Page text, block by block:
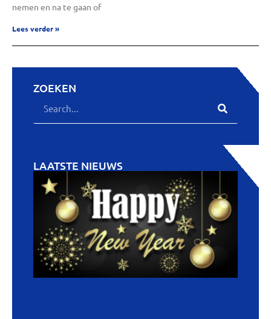
nemen en na te gaan of
Lees verder »
ZOEKEN
LAATSTE NIEUWS